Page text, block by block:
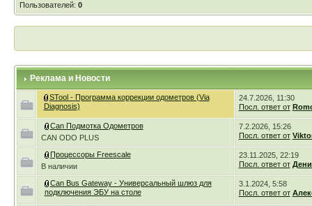
Пользователей: 0
Реклама и Новости
STool - Программа коррекции одометров (Via
Diagnosis)
24.7.2026, 11:30
Посл. ответ от
Can Подмотка Одометров
CAN ODO PLUS
7.2.2026, 15:26
Посл. ответ от
Процессоры Freescale
В наличии
23.11.2025, 22:19
Посл. ответ от
Can Bus Gateway - Универсальный шлюз для
подключения ЭБУ на столе
3.1.2024, 5:58
Посл. ответ от